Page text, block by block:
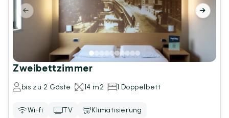
Zweibettzimmer
bis zu 2 Gäste 14 m2 1 Doppelbett
Wi-fi TV
Klimatisierung